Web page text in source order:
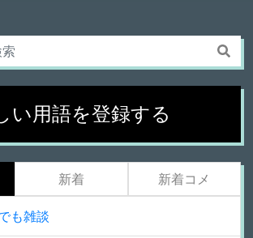
い用語を登録する
新着 新着コメ
も雑談